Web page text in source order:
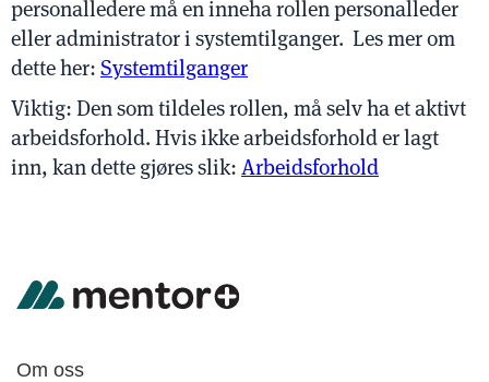
personalledere må en inneha rollen personalleder
eller administrator i systemtilganger. Les mer om
dette her: Systemtilganger
Viktig: Den som tildeles rollen, må selv ha et aktivt
arbeidsforhold. Hvis ikke arbeidsforhold er lagt
inn, kan dette gjøres slik: Arbeidsforhold
Om oss